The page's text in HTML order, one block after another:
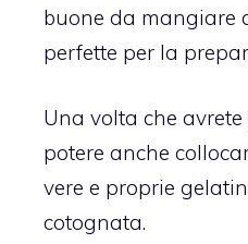
buone da mangiare
perfette per la
Una volta che
potere anche
vere e proprie
cotognata.